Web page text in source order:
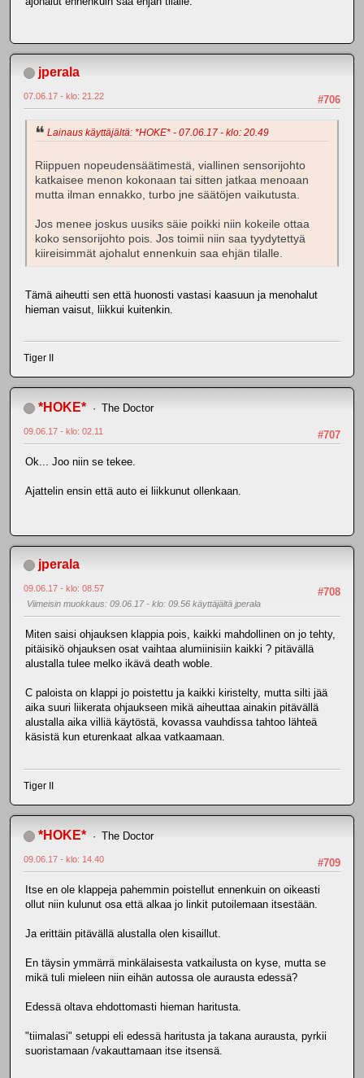
jperala
#706
07.06.17 - klo: 21.22
Lainaus käyttäjältä: *HOKE* - 07.06.17 - klo: 20.49
Riippuen nopeudensäätimestä, viallinen sensorijohto
katkaisee menon kokonaan tai sitten jatkaa menoaan
mutta ilman ennakko, turbo jne säätöjen vaikutusta.
Jos menee joskus uusiks säie poikki niin kokeile ottaa
koko sensorijohto pois. Jos toimii niin saa tyydytettyä
kiireisimmät ajohalut ennenkuin saa ehjän tilalle.
Tämä aiheutti sen että huonosti vastasi kaasuun ja menohalut
hieman vaisut, liikkui kuitenkin.
Tiger II
*HOKE* The Doctor
#707
09.06.17 - klo: 02.11
Ok... Joo niin se tekee.
Ajattelin ensin että auto ei liikkunut ollenkaan.
jperala
#708
09.06.17 - klo: 08.57
Viimeisin muokkaus: 09.06.17 - klo: 09.56 käyttäjältä jperala
Miten saisi ohjauksen klappia pois, kaikki mahdollinen on jo tehty,
pitäisikö ohjauksen osat vaihtaa alumiinisiin kaikki ? pitävällä
alustalla tulee melko ikävä death woble.
C paloista on klappi jo poistettu ja kaikki kiristelty, mutta silti jää
aika suuri liikerata ohjaukseen mikä aiheuttaa ainakin pitävällä
alustalla aika villiä käytöstä, kovassa vauhdissa tahtoo lähteä
käsistä kun eturenkaat alkaa vatkaamaan.
Tiger II
*HOKE* The Doctor
#709
09.06.17 - klo: 14.40
Itse en ole klappeja pahemmin poistellut ennenkuin on oikeasti
ollut niin kulunut osa että alkaa jo linkit putoilemaan itsestään.
Ja erittäin pitävällä alustalla olen kisaillut.
En täysin ymmärrä minkälaisesta vatkailusta on kyse, mutta se
mikä tuli mieleen niin eihän autossa ole aurausta edessä?
Edessä oltava ehdottomasti hieman haritusta.
"tiimalasi" setuppi eli edessä haritusta ja takana aurausta, pyrkii
suoristamaan /vakauttamaan itse itsensä.